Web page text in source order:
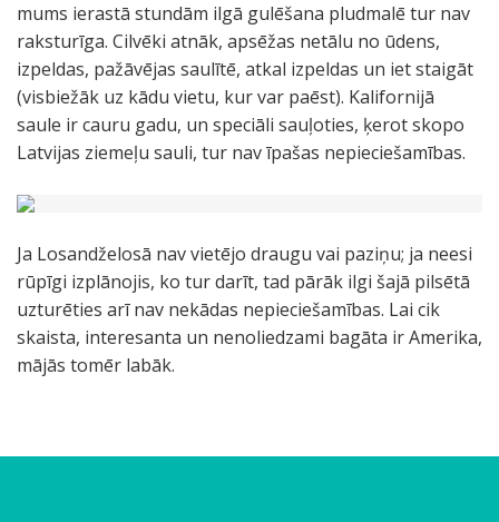
mums ierastā stundām ilgā gulēšana pludmalē tur nav
raksturīga. Cilvēki atnāk, apsēžas netālu no ūdens,
izpeldas, pažāvējas saulītē, atkal izpeldas un iet staigāt
(visbiežāk uz kādu vietu, kur var paēst). Kalifornijā
saule ir cauru gadu, un speciāli sauļoties, ķerot skopo
Latvijas ziemeļu sauli, tur nav īpašas nepieciešamības.
Ja Losandželosā nav vietējo draugu vai paziņu; ja neesi
rūpīgi izplānojis, ko tur darīt, tad pārāk ilgi šajā pilsētā
uzturēties arī nav nekādas nepieciešamības. Lai cik
skaista, interesanta un nenoliedzami bagāta ir Amerika,
mājās tomēr labāk.